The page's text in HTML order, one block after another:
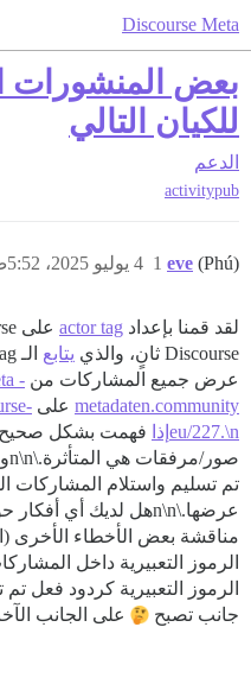
Discourse Meta
بعض المنشورات
للكيان التالي
الدعم
activitypub
eve (Phú) 4 يوليو 2025، 5:52ص 1
لقد قمنا بإعداد actor tag
Discourse ثانٍ، والذي
يتابع
عرض جميع المشاركات من -
metadaten.community على
eu/227.\nإذا
فهمت بشكل
تم تسليم واستلام المشاركات
الرموز التعبيرية كردود فعل تم
جانب تصبح
على الجانب